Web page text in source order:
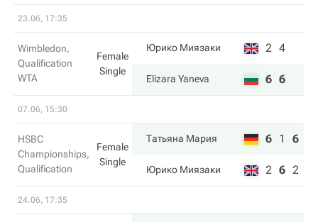
23.06, 17:35
Wimbledon,
Qualification
WTA
Female
Single
Юрико Миязаки 2 4
Elizara Yaneva 6 6
07.06, 15:30
HSBC
Championships,
Qualification
Female
Single
Татьяна Мария 6 1 6
Юрико Миязаки 2 6 2
24.06, 17:35